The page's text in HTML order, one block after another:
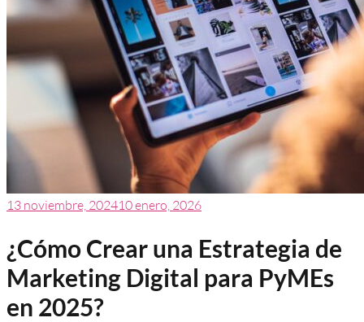
13 noviembre, 202410 enero, 2026
¿Cómo Crear una Estrategia de
Marketing Digital para PyMEs
en 2025?